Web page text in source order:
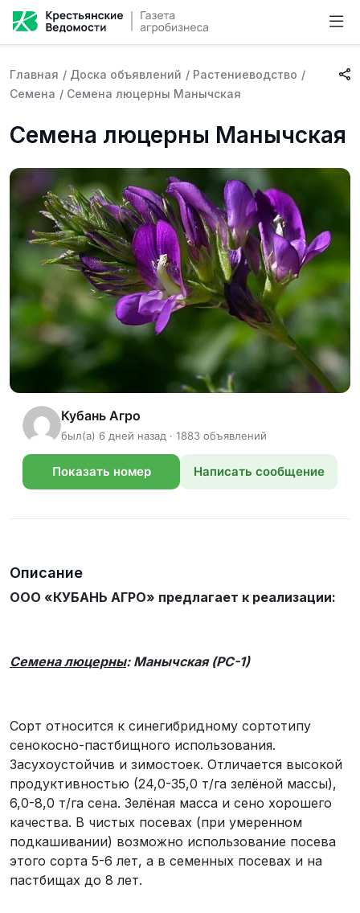
Главная / Доска объявлений / Растениеводство /
Семена / Семена люцерны Манычская
Семена люцерны Манычская
Кубань Агро
был(а) 6 дней назад · 1883 объявлений
Показать номер Написать сообщение
Описание
ООО «КУБАНЬ АГРО» предлагает к реализации:
Семена люцерны: Манычская (РС-1)
Сорт относится к синегибридному сортотипу
сенокосно-пастбищного использования.
Засухоустойчив и зимостоек. Отличается высокой
продуктивностью (24,0-35,0 т/га зелёной массы),
6,0-8,0 т/га сена. Зелёная масса и сено хорошего
качества. В чистых посевах (при умеренном
подкашивании) возможно использование посева
этого сорта 5-6 лет, а в семенных посевах и на
пастбищах до 8 лет.